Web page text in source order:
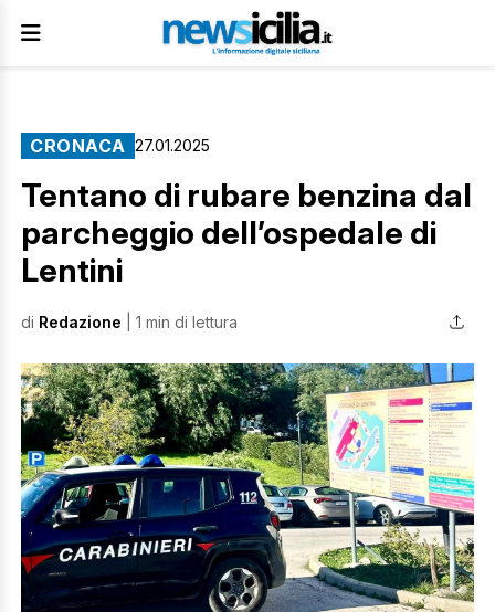
CRONACA 27.01.2025
Tentano di rubare benzina dal
parcheggio dell’ospedale di
Lentini
di Redazione | 1 min di lettura